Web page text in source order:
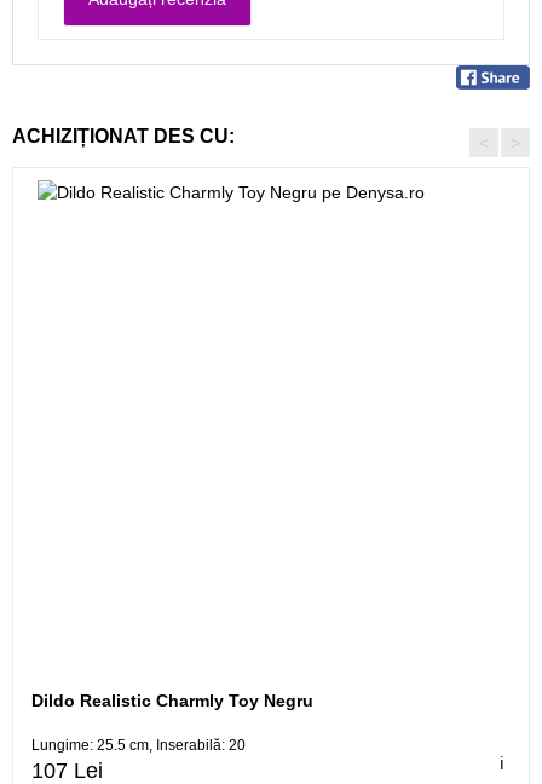
ACHIZIȚIONAT DES CU:
ℹ️
Dildo Realistic Charmly Toy Negru
Lungime: 25.5 cm, Inserabilă: 20
107 Lei
< >